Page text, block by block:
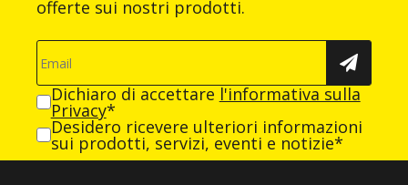
offerte sui nostri prodotti.
Dichiaro di accettare l'informativa sulla
Privacy*
Desidero ricevere ulteriori informazioni
sui prodotti, servizi, eventi e notizie*